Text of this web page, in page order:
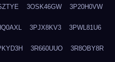
3OSK46GW 3P20H0VW
3PJX8KV3 3PWL81U6
3R660UUO 3R8OBY8R